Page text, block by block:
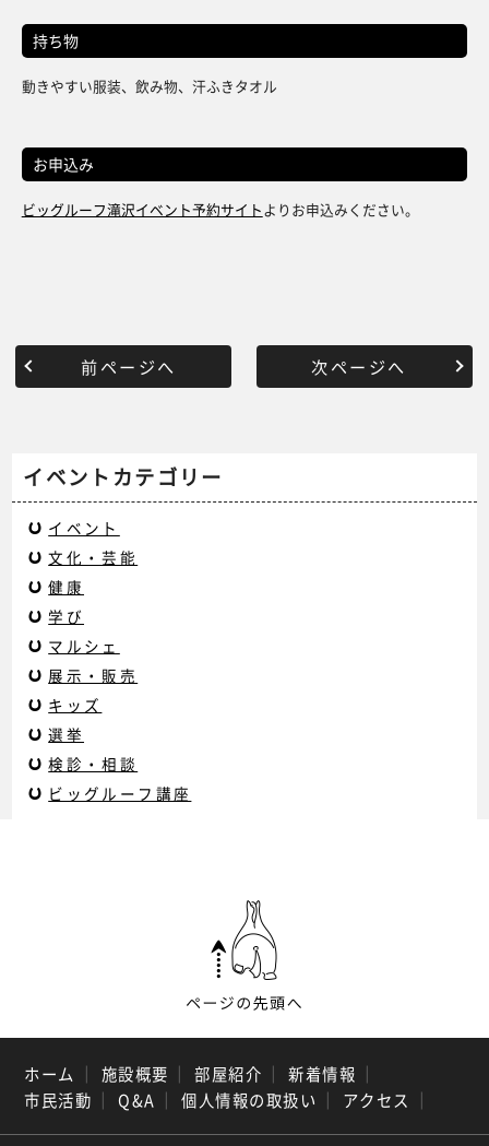
持ち物
動きやすい服装、飲み物、汗ふきタオル
お申込み
ビッグルーフ滝沢イベント予約サイトよりお申込みください。
前ページへ 次ページへ
イベントカテゴリー
イベント
文化・芸能
健康
学び
マルシェ
展示・販売
キッズ
選挙
検診・相談
ビッグルーフ講座
ホーム ｜ 施設概要 ｜ 部屋紹介 ｜ 新着情報 ｜
市民活動 ｜ Q&A ｜ 個人情報の取扱い ｜ アクセス ｜